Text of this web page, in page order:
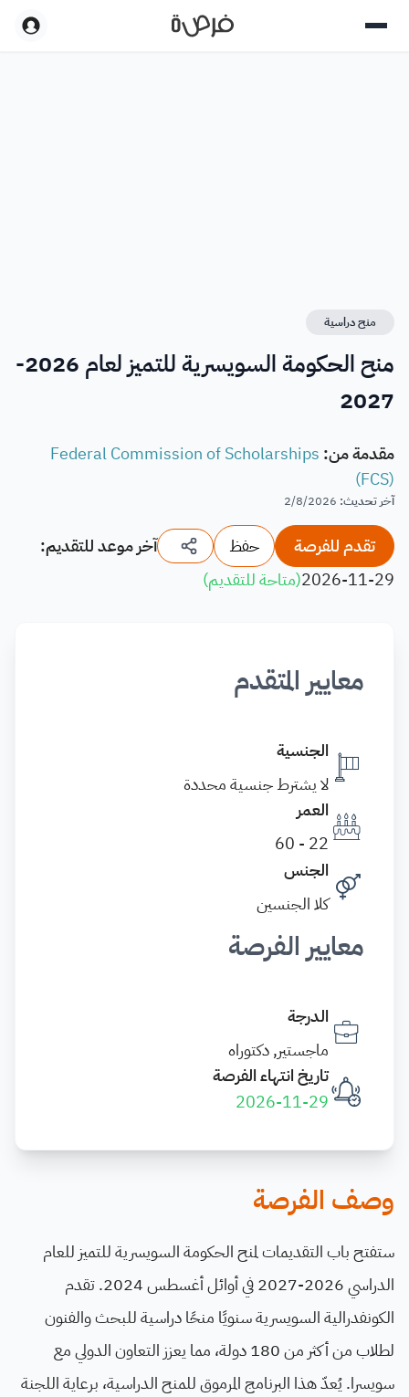
منح دراسية
منح الحكومة السويسرية للتميز لعام 2026-
2027
مقدمة من:
Federal Commission of Scholarships
(FCS)
آخر تحديث:
2/8/2026
تقدم للفرصة حفظ
آخر موعد للتقديم:
2026-11-29
(متاحة للتقديم)
معايير المتقدم
الجنسية
لا يشترط جنسية محددة
العمر
22 - 60
الجنس
كلا الجنسين
معايير الفرصة
الدرجة
ماجستير, دكتوراه
تاريخ انتهاء الفرصة
2026-11-29
وصف الفرصة
ستفتح باب التقديمات لمنح الحكومة السويسرية للتميز للعام
الدراسي 2026-2027 في أوائل أغسطس 2024. تقدم
الكونفدرالية السويسرية سنويًا منحًا دراسية للبحث والفنون
لطلاب من أكثر من 180 دولة، مما يعزز التعاون الدولي مع
سويسرا. يُعدّ هذا البرنامج المرموق للمنح الدراسية، برعاية اللجنة